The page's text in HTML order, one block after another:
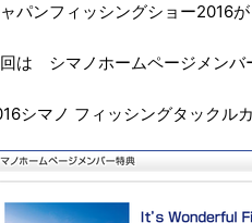
パンフィッシングショー2016
は シマノホームページメン
シマノ フィッシングタックル